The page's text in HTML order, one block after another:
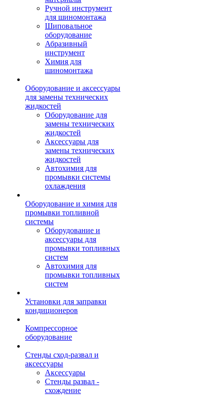
Ручной инструмент
для шиномонтажа
Шиповальное
оборудование
Абразивный
инструмент
Химия для
шиномонтажа
Оборудование и аксессуары
для замены технических
жидкостей
Оборудование для
замены технических
жидкостей
Аксессуары для
замены технических
жидкостей
Автохимия для
промывки системы
охлаждения
Оборудование и химия для
промывки топливной
системы
Оборудование и
аксессуары для
промывки топливных
систем
Автохимия для
промывки топливных
систем
Установки для заправки
кондиционеров
Компрессорное
оборудование
Стенды сход-развал и
аксессуары
Аксессуары
Стенды развал -
схождение